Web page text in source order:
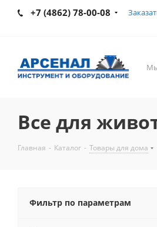
+7 (4862) 78-00-08
Все для
Главная - Каталог - Товары для дома
Фильтр по параметрам